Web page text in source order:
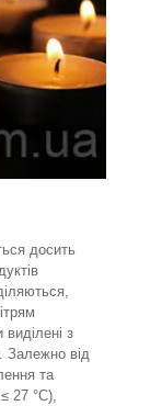
досить
з
Залежно від
та
27 °C),